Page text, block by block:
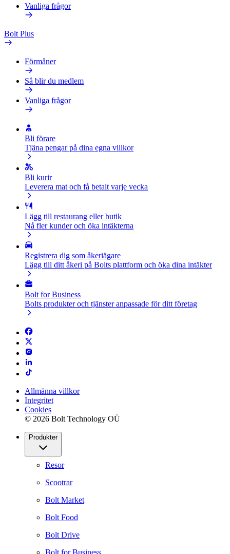
Vanliga frågor
Bolt Plus
Förmåner
Så blir du medlem
Vanliga frågor
Bli förare
Tjäna pengar på dina egna villkor
Bli kurir
Leverera mat och få betalt varje vecka
Lägg till restaurang eller butik
Nå fler kunder och öka intäkterna
Registrera dig som åkeriägare
Lägg till ditt åkeri på Bolts plattform och öka dina intäkter
Bolt for Business
Bolts produkter och tjänster anpassade för ditt företag
Allmänna villkor
Integritet
Cookies
© 2026 Bolt Technology OÜ
Produkter
Resor
Scootrar
Bolt Market
Bolt Food
Bolt Drive
Bolt for Business